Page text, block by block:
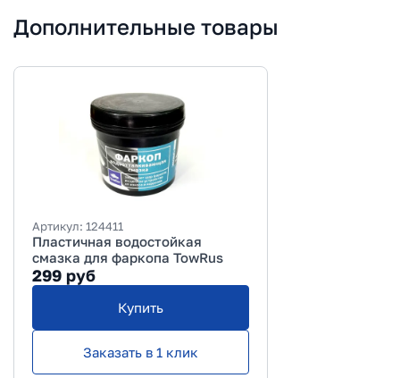
Дополнительные товары
Артикул: 124411
Пластичная водостойкая
смазка для фаркопа TowRus
299 руб
Купить
Заказать в 1 клик